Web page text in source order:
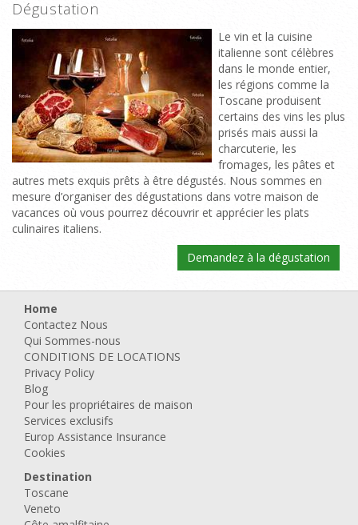
Dégustation
Le vin et la cuisine
italienne sont célèbres
dans le monde entier,
les régions comme la
Toscane produisent
certains des vins les plus
prisés mais aussi la
charcuterie, les
fromages, les pâtes et
autres mets exquis prêts à être dégustés. Nous sommes en
mesure d’organiser des dégustations dans votre maison de
vacances où vous pourrez découvrir et apprécier les plats
culinaires italiens.
Demandez à la dégustation
Home
Contactez Nous
Qui Sommes-nous
CONDITIONS DE LOCATIONS
Privacy Policy
Blog
Pour les propriétaires de maison
Services exclusifs
Europ Assistance Insurance
Cookies
Destination
Toscane
Veneto